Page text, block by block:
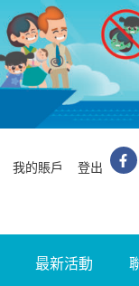
我的賬戶 登出
最新活動